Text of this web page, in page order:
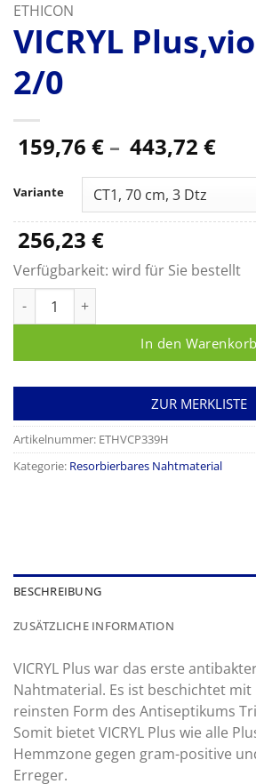
ETHICON
VICRYL
2/0
159,76 € – 443,72 €
Variante
256,23 €
Verfügbarkeit: wird für Sie bestellt
In den Warenkorb
ZUR MERKLISTE
Artikelnummer: ETHVCP339H
Kategorie: Resorbierbares Nahtmaterial
BESCHREIBUNG
ZUSÄTZLICHE INFORMATION
VICRYL Plus war das erste
Nahtmaterial. Es ist beschichtet mit
reinsten Form des Antiseptikums
Somit bietet VICRYL Plus wie alle
Hemmzone gegen gram-positive
Erreger.